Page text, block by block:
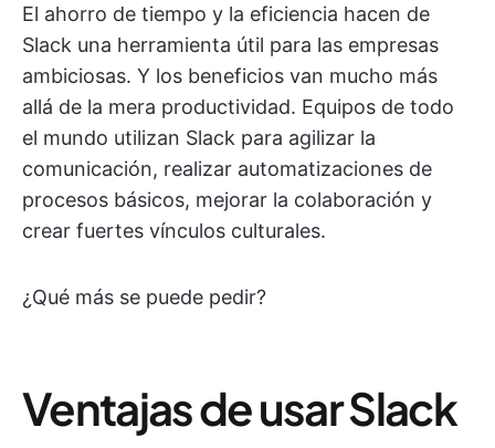
El ahorro de tiempo y la eficiencia hacen de
Slack una herramienta útil para las empresas
ambiciosas. Y los beneficios van mucho más
allá de la mera productividad. Equipos de todo
el mundo utilizan Slack para agilizar la
comunicación, realizar automatizaciones de
procesos básicos, mejorar la colaboración y
crear fuertes vínculos culturales.
¿Qué más se puede pedir?
Ventajas de usar Slack